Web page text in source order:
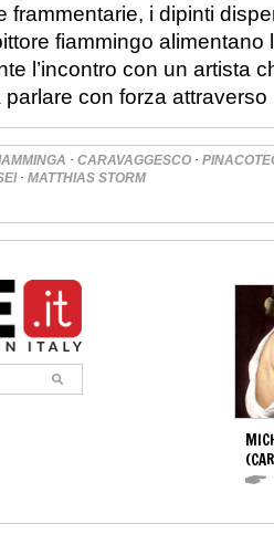
frammentarie, i dipinti
fiammingo alimentano
l’incontro con un artista
con forza attraverso
· CARAVAGGESCO ·
· MATTHIAS STORM